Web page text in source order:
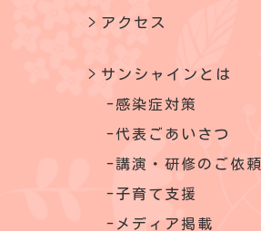
アクセス
サンシャインとは
感染症対策
代表ごあいさつ
講演・研修のご依頼
子育て支援
メディア掲載